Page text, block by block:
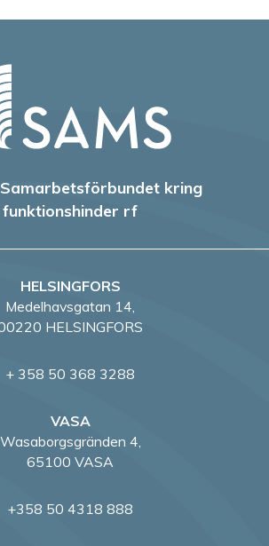
kring
funktionshinder rf
HELSINGFORS
Medelhavsgatan 14,
HELSINGFORS
+ 358 50 368 3288
VASA
Wasaborgsgränden 4,
65100 VASA
+358 50 4318 888